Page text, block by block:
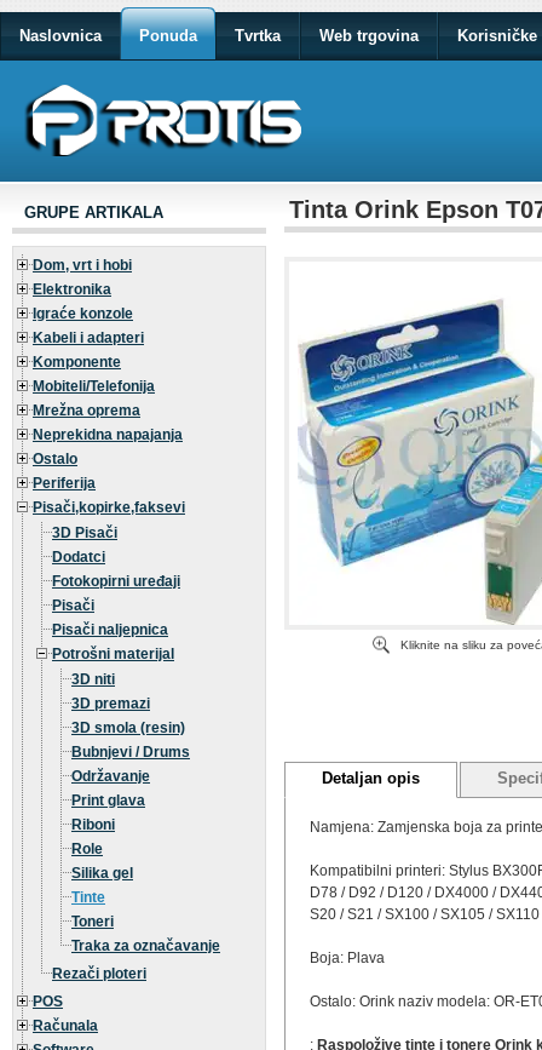
Naslovnica Ponuda Tvrtka Web trgovina Korisničke
GRUPE ARTIKALA
Dom, vrt i hobi
Elektronika
Igraće konzole
Kabeli i adapteri
Komponente
Mobiteli/Telefonija
Mrežna oprema
Neprekidna napajanja
Ostalo
Periferija
Pisači,kopirke,faksevi
3D Pisači
Dodatci
Fotokopirni uređaji
Pisači
Pisači naljepnica
Potrošni materijal
3D niti
3D premazi
3D smola (resin)
Bubnjevi / Drums
Održavanje
Print glava
Riboni
Role
Silika gel
Tinte
Toneri
Traka za označavanje
Rezači ploteri
POS
Računala
Tinta Orink Epson
Kliknite na sliku za
Detaljan opis
Namjena: Zamjenska boja za
Kompatibilni printeri: Stylus
D78 / D92 / D120 / DX4000 /
S20 / S21 / SX100 / SX105 /
Boja: Plava
Ostalo: Orink naziv modela: OR-
: Raspoložive tinte i tonere Orink